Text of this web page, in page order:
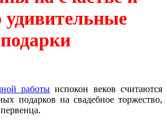
удивительные
подарки
работы испокон веков считаются
подарков на свадебное торжество,